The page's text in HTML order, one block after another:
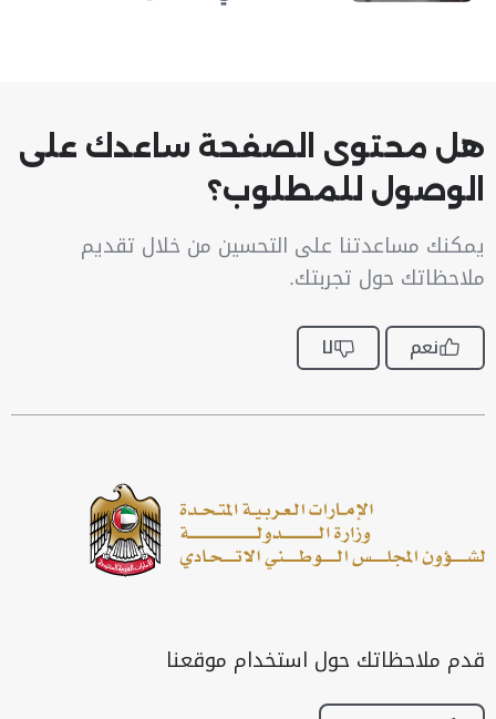
هل محتوى الصفحة ساعدك على
الوصول للمطلوب؟
يمكنك مساعدتنا على التحسين من خلال تقديم
ملاحظاتك حول تجربتك.
نعم لا
قدم ملاحظاتك حول استخدام موقعنا